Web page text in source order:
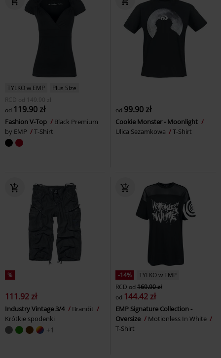
TYLKO w EMP
Plus Size
RCD
od 149.90 zł
od 119.90 zł
Fashion V-Top
Black Premium
by EMP
T-Shirt
od 99.90 zł
Cookie Monster - Moonlight
Ulica Sezamkowa
T-Shirt
%
111.92 zł
Industry Vintage 3/4
Brandit
Krótkie spodenki
+1
-14%
TYLKO w EMP
RCD od 169.90 zł
od 144.42 zł
EMP Signature Collection -
Oversize
Motionless In White
T-Shirt